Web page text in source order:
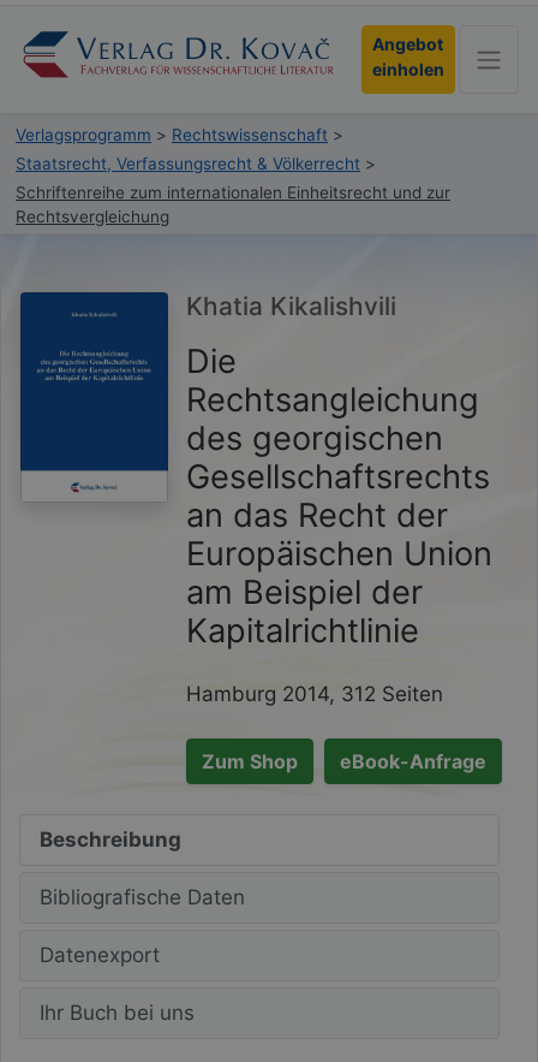
Angebot
einholen
Verlagsprogramm > Rechtswissenschaft >
Staatsrecht, Verfassungsrecht & Völkerrecht >
Schriftenreihe zum internationalen Einheitsrecht und zur
Rechtsvergleichung
Khatia Kikalishvili
Die
Rechtsangleichung
des georgischen
Gesellschaftsrechts
an das Recht der
Europäischen Union
am Beispiel der
Kapitalrichtlinie
Hamburg 2014, 312 Seiten
Zum Shop eBook-Anfrage
Beschreibung
Bibliografische Daten
Datenexport
Ihr Buch bei uns